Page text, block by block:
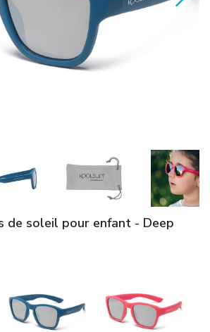
de soleil pour enfant - Deep